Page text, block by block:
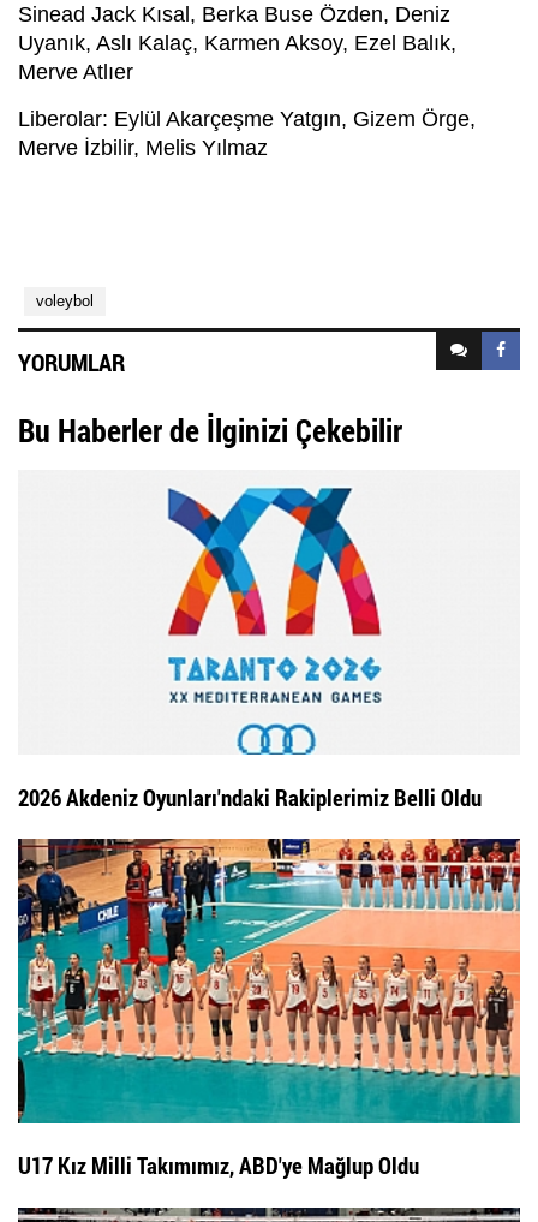
Sinead Jack Kısal, Berka Buse Özden, Deniz
Uyanık, Aslı Kalaç, Karmen Aksoy, Ezel Balık,
Merve Atlıer
Liberolar: Eylül Akarçeşme Yatgın, Gizem Örge,
Merve İzbilir, Melis Yılmaz
voleybol
YORUMLAR
Bu Haberler de İlginizi Çekebilir
2026 Akdeniz Oyunları'ndaki Rakiplerimiz Belli Oldu
U17 Kız Milli Takımımız, ABD'ye Mağlup Oldu